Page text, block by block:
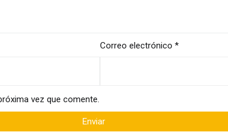
Correo electrónico *
vez que comente.